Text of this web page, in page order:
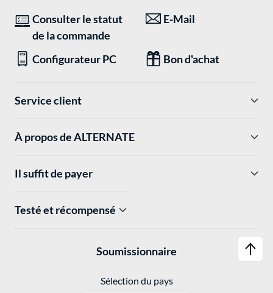
Consulter le statut
de la commande
E-Mail
Configurateur PC Bon d'achat
Service client
À propos de ALTERNATE
Il suffit de payer
Testé et récompensé
Soumissionnaire
Sélection du pays